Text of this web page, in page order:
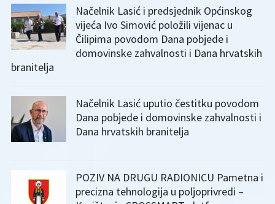
Načelnik Lasić i predsjednik Općinskog
vijeća Ivo Simović položili vijenac u
Čilipima povodom Dana pobjede i
domovinske zahvalnosti i Dana hrvatskih
branitelja
Načelnik Lasić uputio čestitku povodom
Dana pobjede i domovinske zahvalnosti i
Dana hrvatskih branitelja
POZIV NA DRUGU RADIONICU Pametna i
precizna tehnologija u poljoprivredi –